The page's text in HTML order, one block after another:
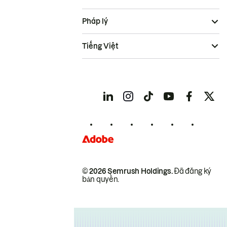
© 2026 Semrush Holdings.Đã đăng ký
bản quyền.
Pháp lý
Tiếng Việt